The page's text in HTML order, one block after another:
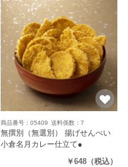
商品番号：05409 送料係数：7
無撰別（無選別） 揚げせんべい
小倉名月カレー仕立て●
￥648 （税込）